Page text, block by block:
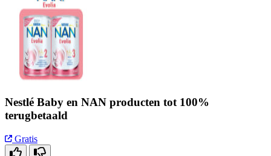
Nestlé Baby en NAN producten tot 100%
terugbetaald
Gratis